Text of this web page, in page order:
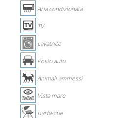
Aria condizionata
TV
Lavatrice
Posto auto
Animali ammessi
Vista mare
Barbecue